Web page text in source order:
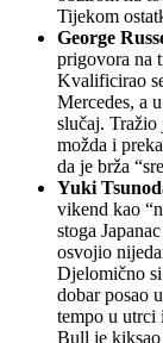
Tijekom
George
prigovora na
Kvalificirao
Mercedes, a
slučaj.
možda i
da je brža
Yuki
vikend kao
stoga
osvojio
Djelomično
dobar posao
tempo u utrci
Bull je kiksao